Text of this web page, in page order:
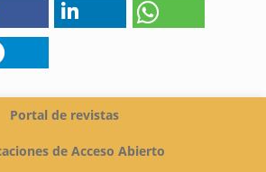
Portal de revistas
de Acceso Abierto